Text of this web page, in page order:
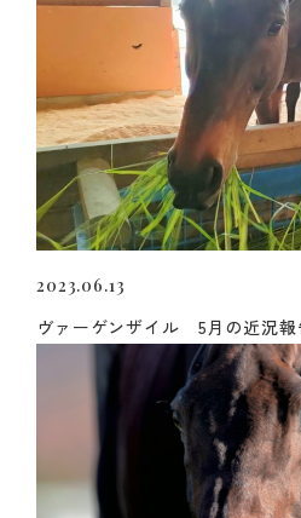
2023.06.13
ヴァーゲンザイル 5月の近況報